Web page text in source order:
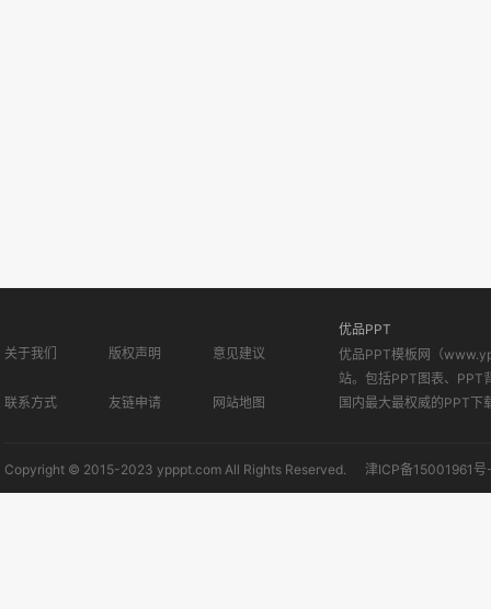
关于我们 版权声明 意见建议
联系方式 友链申请 网站地图
优品PPT
优品PPT模板网（
站。包括PPT图表、PPT
国内最大最权威的PPT下
Copyright © 2015-2023 ypppt.com All Rights Reserved. 津ICP备15001961号